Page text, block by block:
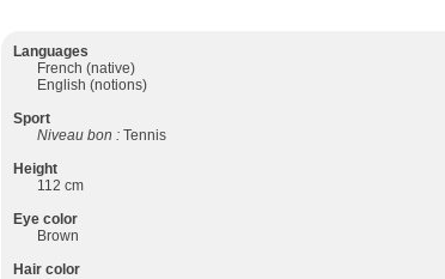
Languages
French (native)
English (notions)
Sport
Niveau bon : Tennis
Height
112 cm
Eye color
Brown
Hair color